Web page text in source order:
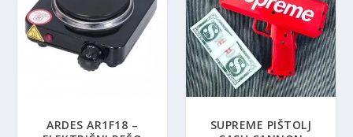
ARDES AR1F18 –
SUPREME PIŠTOLJ